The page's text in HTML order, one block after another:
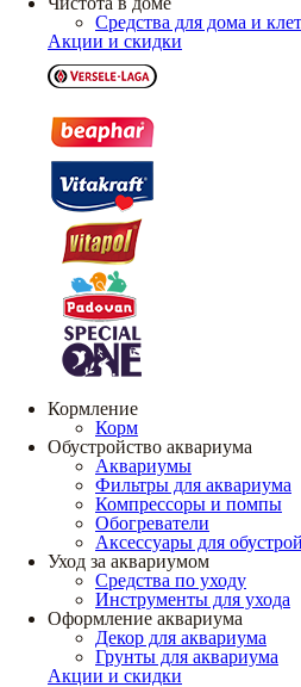
Средства для дома и
Акции и скидки
Кормление
Корм
Обустройство аквариума
Аквариумы
Фильтры для аквариума
Компрессоры и помпы
Обогреватели
Аксессуары для
Уход за аквариумом
Средства по уходу
Инструменты для ухода
Оформление аквариума
Декор для аквариума
Грунты для аквариума
Акции и скидки